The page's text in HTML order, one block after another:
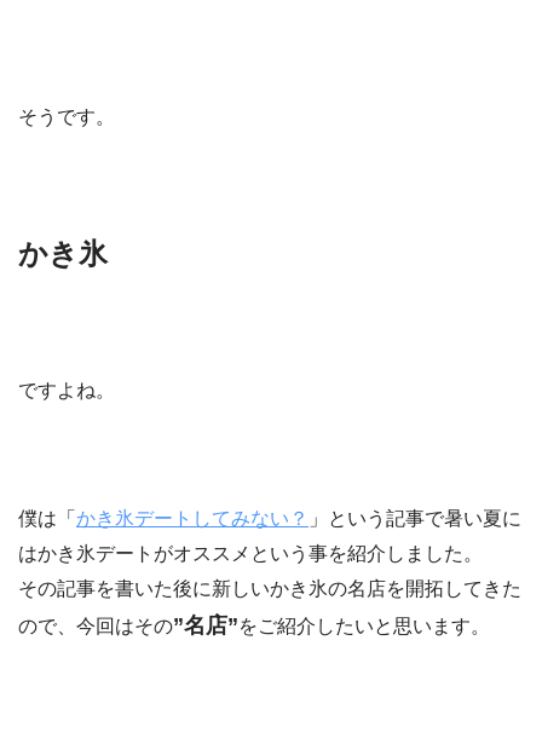
そうです。
かき氷
ですよね。
僕は「 かき氷デートしてみない？ 」という記事で暑い夏に
はかき氷デートがオススメという事を紹介しました。
その記事を書いた後に新しいかき氷の名店を開拓してきた
ので、今回はその”名店”をご紹介したいと思います。